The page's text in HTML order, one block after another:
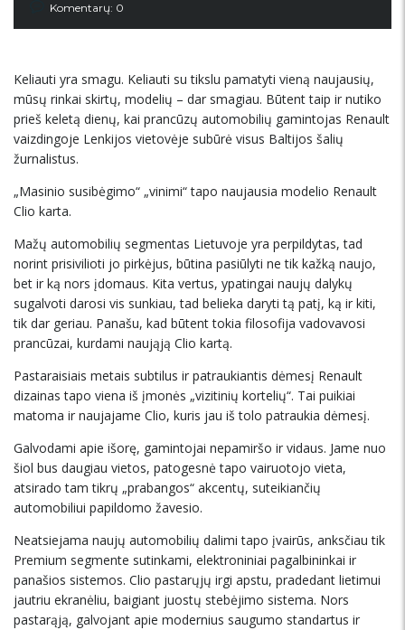
Komentarų: 0
Keliauti yra smagu. Keliauti su tikslu pamatyti vieną naujausių,
mūsų rinkai skirtų, modelių – dar smagiau. Būtent taip ir nutiko
prieš keletą dienų, kai prancūzų automobilių gamintojas Renault
vaizdingoje Lenkijos vietovėje subūrė visus Baltijos šalių
žurnalistus.
„Masinio susibėgimo“ „vinimi“ tapo naujausia modelio Renault
Clio karta.
Mažų automobilių segmentas Lietuvoje yra perpildytas, tad
norint prisivilioti jo pirkėjus, būtina pasiūlyti ne tik kažką naujo,
bet ir ką nors įdomaus. Kita vertus, ypatingai naujų dalykų
sugalvoti darosi vis sunkiau, tad belieka daryti tą patį, ką ir kiti,
tik dar geriau. Panašu, kad būtent tokia filosofija vadovavosi
prancūzai, kurdami naująją Clio kartą.
Pastaraisiais metais subtilus ir patraukiantis dėmesį Renault
dizainas tapo viena iš įmonės „vizitinių kortelių“. Tai puikiai
matoma ir naujajame Clio, kuris jau iš tolo patraukia dėmesį.
Galvodami apie išorę, gamintojai nepamiršo ir vidaus. Jame nuo
šiol bus daugiau vietos, patogesnė tapo vairuotojo vieta,
atsirado tam tikrų „prabangos“ akcentų, suteikiančių
automobiliui papildomo žavesio.
Neatsiejama naujų automobilių dalimi tapo įvairūs, anksčiau tik
Premium segmente sutinkami, elektroniniai pagalbininkai ir
panašios sistemos. Clio pastarųjų irgi apstu, pradedant lietimui
jautriu ekranėliu, baigiant juostų stebėjimo sistema. Nors
pastarąją, galvojant apie modernius saugumo standartus ir